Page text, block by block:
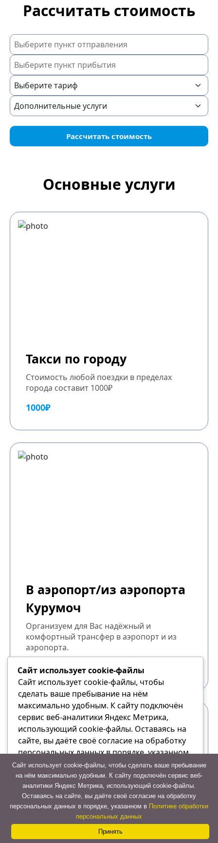
Рассчитать стоимость
Рассчитать стоимость
Основные услуги
Такси по городу
Стоимость любой поездки в пределах
города составит 1000₽
1000₽
В аэропорт/из аэропорта
Курумоч
Организуем для Вас надёжный и
комфортный трансфер в аэропорт и из
аэропорта.
от 1200₽
Сайт использует cookie-файлы
Сайт использует cookie-файлы, чтобы
сделать ваше пребывание на нём
максимально удобным. К cайту подключён
сервис веб-аналитики Яндекс Метрика,
использующий cookie-файлы. Оставаясь на
сайте, вы даёте своё согласие на обработку
персональных данных в порядке, указанном
в Политике обработки персональных данных
Отказаться
Принять
Принять
Сайт использует cookie-файлы, чтобы сделать ваше пребывание
на нём максимально удобным. К cайту подключён сервис веб-
аналитики Яндекс Метрика, использующий cookie-файлы.
Оставаясь на сайте, вы даёте своё согласие на обработку
персональных данных в порядке, указанном в Политике обработки
персональных данных